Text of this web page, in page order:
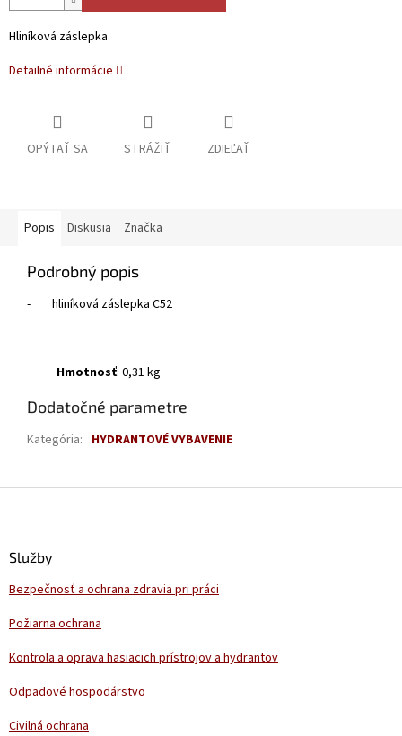
Hliníková záslepka
Detailné informácie
OPÝTAŤ SA STRÁŽIŤ ZDIEĽAŤ
Popis Diskusia Značka
Podrobný popis
- hliníková záslepka C52
Hmotnosť: 0,31 kg
Dodatočné parametre
Kategória: HYDRANTOVÉ VYBAVENIE
Služby
Bezpečnosť a ochrana zdravia pri práci
Požiarna ochrana
Kontrola a oprava hasiacich prístrojov a hydrantov
Odpadové hospodárstvo
Civilná ochrana